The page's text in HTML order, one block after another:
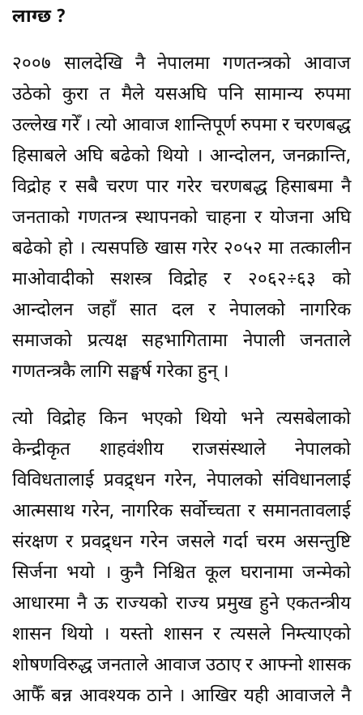
लाग्छ ?
२००७ सालदेखि नै नेपालमा गणतन्त्रको आवाज
उठेको कुरा त मैले यसअघि पनि सामान्य रुपमा
उल्लेख गरेँ । त्यो आवाज शान्तिपूर्ण रुपमा र चरणबद्ध
हिसाबले अघि बढेको थियो । आन्दोलन, जनक्रान्ति,
विद्रोह र सबै चरण पार गरेर चरणबद्ध हिसाबमा नै
जनताको गणतन्त्र स्थापनको चाहना र योजना अघि
बढेको हो । त्यसपछि खास गरेर २०५२ मा तत्कालीन
माओवादीको सशस्त्र विद्रोह र २०६२÷६३ को
आन्दोलन जहाँ सात दल र नेपालको नागरिक
समाजको प्रत्यक्ष सहभागितामा नेपाली जनताले
गणतन्त्रकै लागि सङ्घर्ष गरेका हुन् ।
त्यो विद्रोह किन भएको थियो भने त्यसबेलाको
केन्द्रीकृत शाहवंशीय राजसंस्थाले नेपालको
विविधतालाई प्रवद्र्धन गरेन, नेपालको संविधानलाई
आत्मसाथ गरेन, नागरिक सर्वाेच्चता र समानतावलाई
संरक्षण र प्रवद्र्धन गरेन जसले गर्दा चरम असन्तुष्टि
सिर्जना भयो । कुनै निश्चित कूल घरानामा जन्मेको
आधारमा नै ऊ राज्यको राज्य प्रमुख हुने एकतन्त्रीय
शासन थियो । यस्तो शासन र त्यसले निम्त्याएको
शोषणविरुद्ध जनताले आवाज उठाए र आफ्नो शासक
आफैँ बन्न आवश्यक ठाने । आखिर यही आवाजले नै